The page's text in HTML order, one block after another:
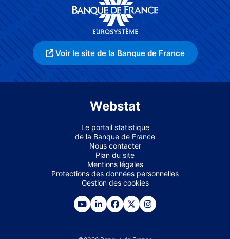
Voir le site de la Banque de France
Webstat
Le portail statistique
de la Banque de France
Nous contacter
Plan du site
Mentions légales
Protections des données personnelles
Gestion des cookies